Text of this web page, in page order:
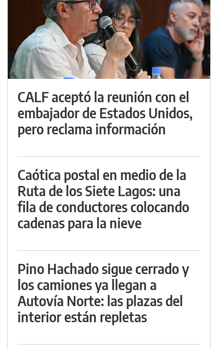
CALF aceptó la reunión con el
embajador de Estados Unidos,
pero reclama información
Caótica postal en medio de la
Ruta de los Siete Lagos: una
fila de conductores colocando
cadenas para la nieve
Pino Hachado sigue cerrado y
los camiones ya llegan a
Autovía Norte: las plazas del
interior están repletas